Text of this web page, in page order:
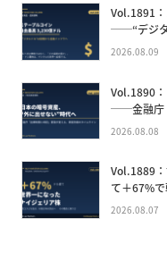
Vol.1891
──“デジタ
日本人が見
2026.08.09
Vol.1890
──金融庁
衛のタイム
2026.08.08
Vol.1889
て＋67%
方
2026.08.07